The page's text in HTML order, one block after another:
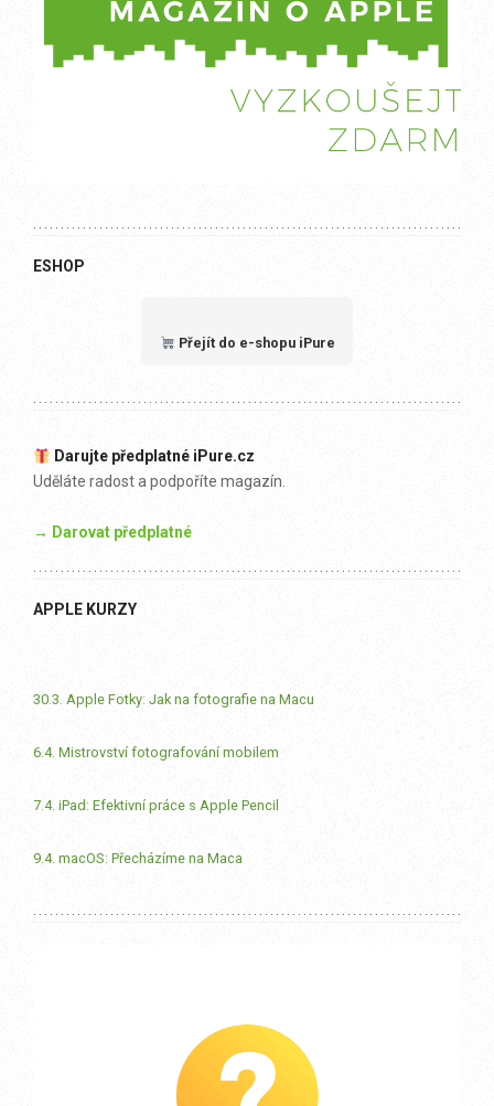
ESHOP
Přejít do e-shopu iPure
Darujte předplatné iPure.cz
Uděláte radost a podpoříte magazín.
→ Darovat předplatné
APPLE KURZY
30.3. Apple Fotky: Jak na fotografie na Macu
6.4. Mistrovství fotografování mobilem
7.4. iPad: Efektivní práce s Apple Pencil
9.4. macOS: Přecházíme na Maca